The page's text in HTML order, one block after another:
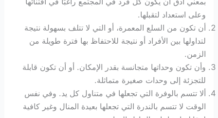
وعلى استعداد لتقبلها.
أن تكون من السلع المعمرة، أو التي لا تتلف بسهولة نتيجة
لتداولها بين الأفراد أو نتيجة للاحتفاظ بها فترة طويلة من
الزمن.
وأن تكون وحداتها متجانسة بقدر الإمكان. أو أن تكون قابلة
للتجزئة إلى وحدات صغيرة متماثلة.
ألا تتسم بالوفرة التي تجعلها في متناول كل يد. وفي نفس
الوقت لا تتسم بالندرة التي تجعلها بعيدة المنال وغير كافية